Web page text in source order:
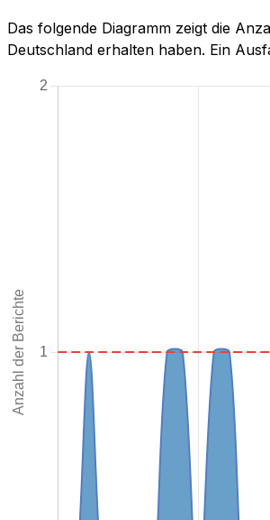
Das folgende Diagramm zeigt die
Deutschland erhalten haben. Ein